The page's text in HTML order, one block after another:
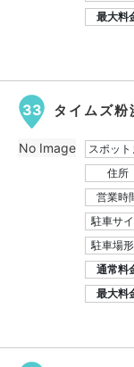
最大料
33 タイムズ粉
スポット
住所
営業時
駐車サ
駐車場
通常料
最大料
No Image